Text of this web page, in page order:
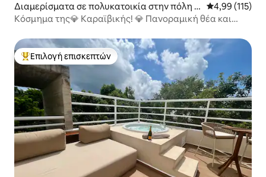
Διαμερίσματα σε πολυκατοικία στην πόλη A
kumal
Μέση
4,99 (115)
Κόσμημα της💎 Καραϊβικής! 💎 Πανοραμική θέα και
Κορυφαία επιλογή επισκεπτών
Επιλογή επισκεπτών